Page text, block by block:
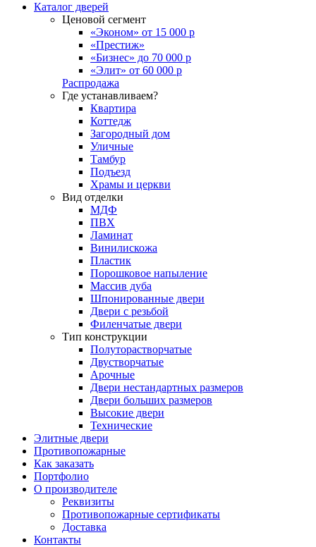
Каталог дверей
Ценовой сегмент
«Эконом» от 15 000 р
«Престиж»
«Бизнес» до 70 000 р
«Элит» от 60 000 р
Распродажа
Где устанавливаем?
Квартира
Коттедж
Загородный дом
Уличные
Тамбур
Подъезд
Храмы и церкви
Вид отделки
МДФ
ПВХ
Ламинат
Винилискожа
Пластик
Порошковое напыление
Массив дуба
Шпонированные двери
Двери с резьбой
Филенчатые двери
Тип конструкции
Полуторастворчатые
Двустворчатые
Арочные
Двери нестандартных размеров
Двери больших размеров
Высокие двери
Технические
Элитные двери
Противопожарные
Как заказать
Портфолио
О производителе
Реквизиты
Противопожарные сертификаты
Доставка
Контакты